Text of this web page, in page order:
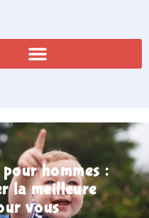
hommes :
la meilleure
vous